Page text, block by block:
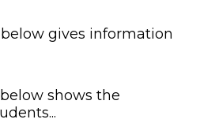
gives information
shows the